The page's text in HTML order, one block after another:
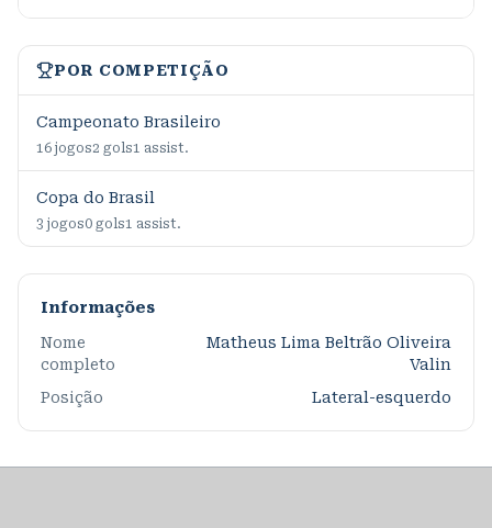
POR COMPETIÇÃO
Campeonato Brasileiro
16 jogos2 gols1 assist.
Copa do Brasil
3 jogos0 gols1 assist.
Informações
Nome
completo
Matheus Lima Beltrão Oliveira
Valin
Posição
Lateral-esquerdo